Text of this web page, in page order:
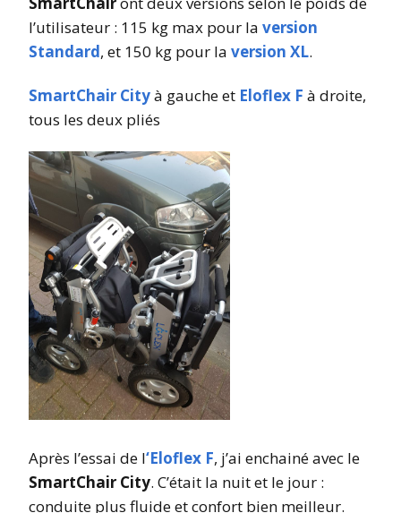
l’utilisateur : 115 kg max pour la version
Standard, et 150 kg pour la version XL.
SmartChair Cityà gauche et Eloflex F à droite,
tous les deux pliés
Après l’essai de l‘Eloflex F, j’ai enchainé avec le
SmartChair City. C’était la nuit et le jour :
conduite plus fluide et confort bien meilleur.